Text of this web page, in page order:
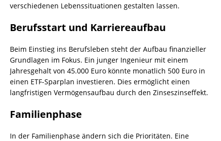
verschiedenen Lebenssituationen gestalten lassen.
Berufsstart und Karriereaufbau
Beim Einstieg ins Berufsleben steht der Aufbau finanzieller
Grundlagen im Fokus. Ein junger Ingenieur mit einem
Jahresgehalt von 45.000 Euro könnte monatlich 500 Euro in
einen ETF-Sparplan investieren. Dies ermöglicht einen
langfristigen Vermögensaufbau durch den Zinseszinseffekt.
Familienphase
In der Familienphase ändern sich die Prioritäten. Eine